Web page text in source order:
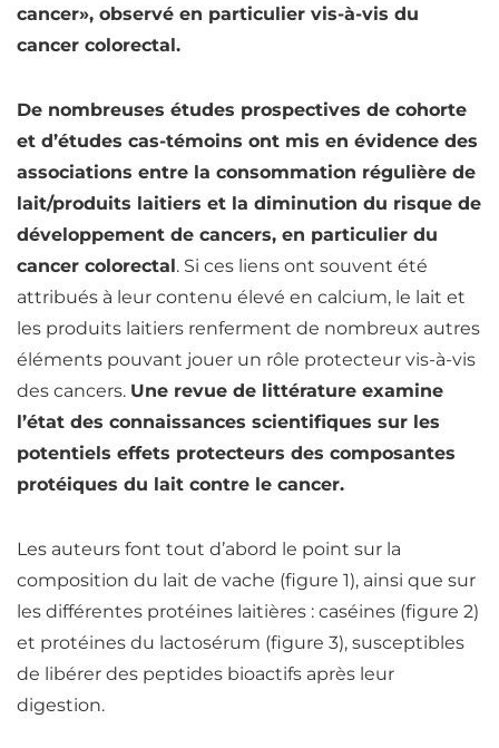
cancer», observé en particulier vis-à-vis du
cancer colorectal.
De nombreuses études prospectives de cohorte
et d’études cas-témoins ont mis en évidence des
associations entre la consommation régulière de
lait/produits laitiers et la diminution du risque de
développement de cancers, en particulier du
cancer colorectal. Si ces liens ont souvent été
attribués à leur contenu élevé en calcium, le lait et
les produits laitiers renferment de nombreux autres
éléments pouvant jouer un rôle protecteur vis-à-vis
des cancers. Une revue de littérature examine
l’état des connaissances scientifiques sur les
potentiels effets protecteurs des composantes
protéiques du lait contre le cancer.
Les auteurs font tout d’abord le point sur la
composition du lait de vache (figure 1), ainsi que sur
les différentes protéines laitières : caséines (figure 2)
et protéines du lactosérum (figure 3), susceptibles
de libérer des peptides bioactifs après leur
digestion.